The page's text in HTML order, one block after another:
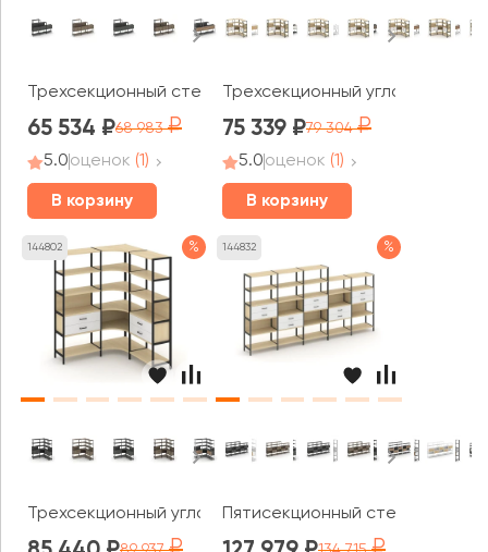
Трехсекционный стеллаж четырех/трех/
65 534 68 983
5.0оценок (1)
В корзину
Трехсекционный угловой
75 339 79 304
5.0оценок (1)
В корзину
144802 %
Трехсекционный угловой стеллаж пятиярусный с
144832 %
Пятисекционный стеллаж